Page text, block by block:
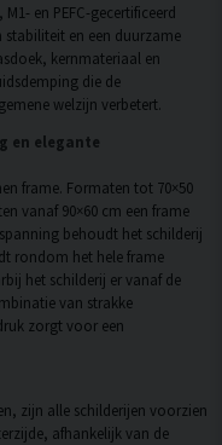
en PEFC-gecertificeerd
en een duurzame
kernmateriaal en
die de
welzijn verbetert.
en elegante
frame. Formaten tot 70×50
vanaf 90×60 cm een frame
behoudt het schilderij
rondom het hele frame
het schilderij er vanaf de
van strakke
zorgt voor een
zijn alle schilderijen voorzien
afhankelijk van de